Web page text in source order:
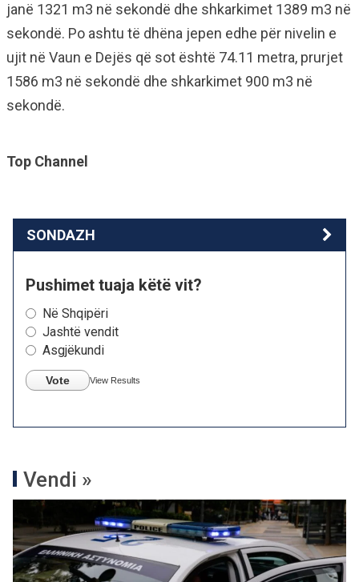
janë 1321 m3 në sekondë dhe shkarkimet 1389 m3 në
sekondë. Po ashtu të dhëna jepen edhe për nivelin e
ujit në Vaun e Dejës që sot është 74.11 metra, prurjet
1586 m3 në sekondë dhe shkarkimet 900 m3 në
sekondë.
Top Channel
SONDAZH
Pushimet tuaja këtë vit?
Në Shqipëri
Jashtë vendit
Asgjëkundi
Vote View Results
Vendi »